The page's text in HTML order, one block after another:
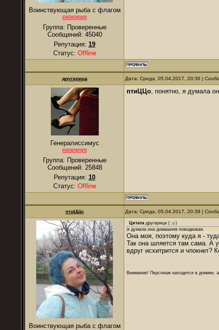
Воинствующая рыба с флагом
Группа: Проверенные
Сообщений: 45040
Репутация: 19
Статус: Offline
другарица Дата: Среда, 05.04.2017, 20:36 |
Генералиссимус
Группа: Проверенные
Сообщений: 25848
Репутация: 10
Статус: Offline
птиЦЦо, понятно, я думала
птиЦЦо Дата: Среда, 05.04.2017, 20:39 |
Воинствующая рыба с флагом
Цитата другарица (
)
я думала она домашняя поводковая.
Она моя, поэтому куда я -
Так она шляется там сама. А
вдруг исхитрится и
Внимание! Персонаж находится в домике,